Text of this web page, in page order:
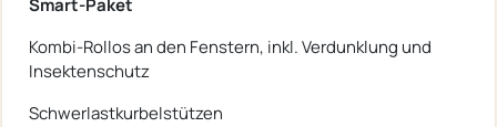
Smart-Paket
Kombi-Rollos an den Fenstern, inkl. Verdunklung und
Insektenschutz
Schwerlastkurbelstützen